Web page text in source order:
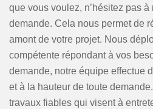
que vous voulez, n’hésitez pas
demande. Cela nous permet de
amont de votre projet. Nous
compétente répondant à vos
demande, notre équipe effectue
et à la hauteur de toute
travaux fiables qui visent à